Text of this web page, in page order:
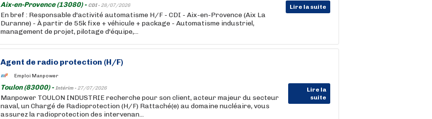
Aix-en-Provence (13080) - CDI - 28/07/2026 Lire la suite
En bref : Responsable d'activité automatisme H/F - CDI - Aix-en-Provence (Aix La
Duranne) - À partir de 55k fixe + véhicule + package - Automatisme industriel,
management de projet, pilotage d'équipe,...
Agent de radio protection (H/F)
Emploi Manpower
Toulon (83000) -Intérim - 27/07/2026
Lire la
suite
Manpower TOULON INDUSTRIE recherche pour son client, acteur majeur du secteur
naval, un Chargé de Radioprotection (H/F) Rattaché(e) au domaine nucléaire, vous
assurez la radioprotection des intervenan...